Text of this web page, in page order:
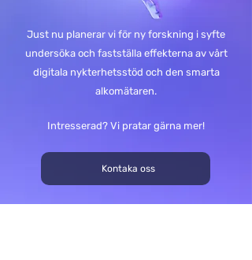
Just nu planerar vi för ny forskning i syfte
undersöka och fastställa effekterna av vårt
digitala nykterhetsstöd och den smarta
alkomätaren.
Intresserad? Vi pratar gärna mer!
Kontaka oss